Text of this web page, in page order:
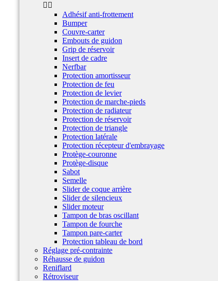
 
Adhésif anti-frottement
Bumper
Couvre-carter
Embouts de guidon
Grip de réservoir
Insert de cadre
Nerfbar
Protection amortisseur
Protection de feu
Protection de levier
Protection de marche-pieds
Protection de radiateur
Protection de réservoir
Protection de triangle
Protection latérale
Protection récepteur d'embrayage
Protège-couronne
Protège-disque
Sabot
Semelle
Slider de coque arrière
Slider de silencieux
Slider moteur
Tampon de bras oscillant
Tampon de fourche
Tampon pare-carter
Protection tableau de bord
Réglage pré-contrainte
Réhausse de guidon
Reniflard
Rétroviseur